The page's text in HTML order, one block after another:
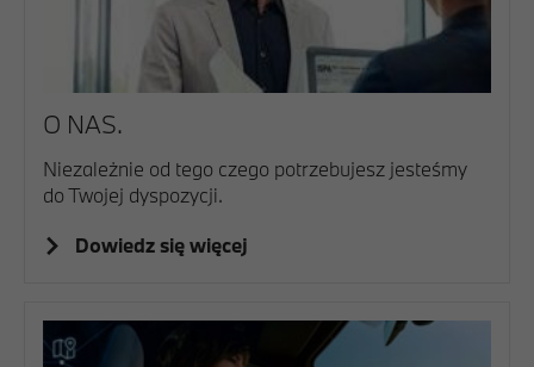
O NAS.
Niezależnie od tego czego potrzebujesz jesteśmy
do Twojej dyspozycji.
Dowiedz się więcej